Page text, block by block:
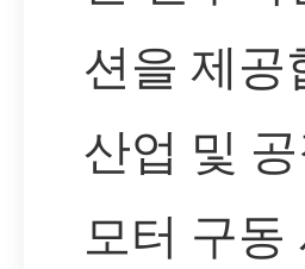
션을 제공
산업 및
모터 구동